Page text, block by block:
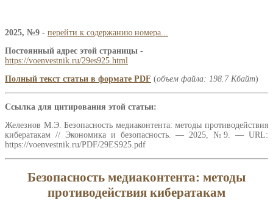
2025, №9 - перейти к содержанию номера...
Постоянный адрес этой страницы -
https://voenvestnik.ru/29es925.html
Полный текст статьи в формате PDF (объем файла: 198.7 Кбайт)
Ссылка для цитирования этой статьи:
Железнов М.Э. Безопасность медиаконтента: методы противодействия
кибератакам // Экономика и безопасность. — 2025, №9. — URL:
https://voenvestnik.ru/PDF/29ES925.pdf
Безопасность медиаконтента: методы
противодействия кибератакам